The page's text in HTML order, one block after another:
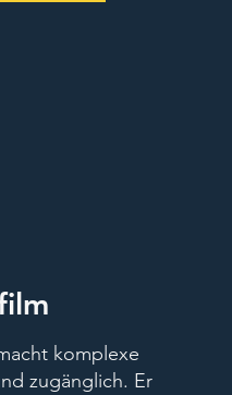
komplexe
zugänglich. Er